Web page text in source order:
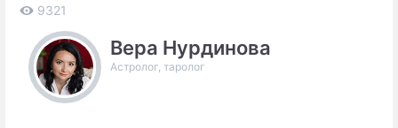
9321
Вера Нурдинова
Астролог, таролог